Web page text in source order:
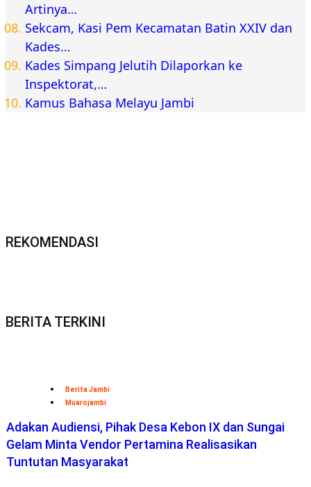
Artinya…
Sekcam, Kasi Pem Kecamatan Batin XXIV dan
Kades…
Kades Simpang Jelutih Dilaporkan ke
Inspektorat,…
Kamus Bahasa Melayu Jambi
REKOMENDASI
BERITA TERKINI
Berita Jambi
Muarojambi
Adakan Audiensi, Pihak Desa Kebon IX dan Sungai
Gelam Minta Vendor Pertamina Realisasikan
Tuntutan Masyarakat